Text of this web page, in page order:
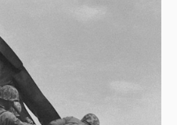
일차 21일(현지시간)에도 민주당은
주 시카고 유나이티드 센터에서 열린
세해 해리스를 지지하면서 총공세에
전 대통령을 향해 "무대에 오를
는 테너와 같다"면서 "해리스가
라며 비판과 찬사를 동시에
락한데 이어, 팀 월즈 미네소타
민주당이 대선 후보를